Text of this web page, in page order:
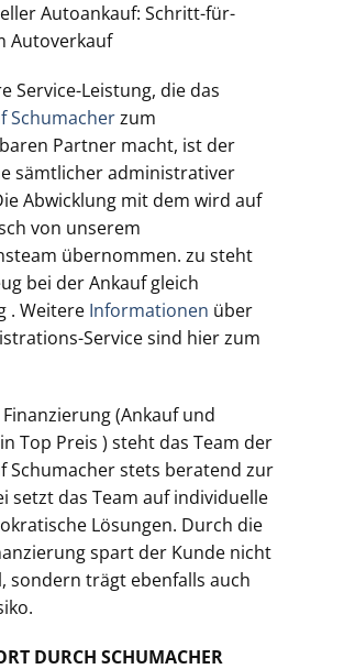
Autoankauf: Schritt-für-
Autoverkauf
Service-Leistung, die das
Schumacherzum
Partner macht, ist der
sämtlicher administrativer
Abwicklung mit dem wird auf
von unserem
übernommen. zu steht
bei der Ankauf gleich
. Weitere Informationen über
Service sind hier zum
(Ankauf und
Top Preis ) steht das Team der
Schumacher stets beratend zur
setzt das Team auf individuelle
Lösungen. Durch die
spart der Kunde nicht
sondern trägt ebenfalls auch
DURCH SCHUMACHER